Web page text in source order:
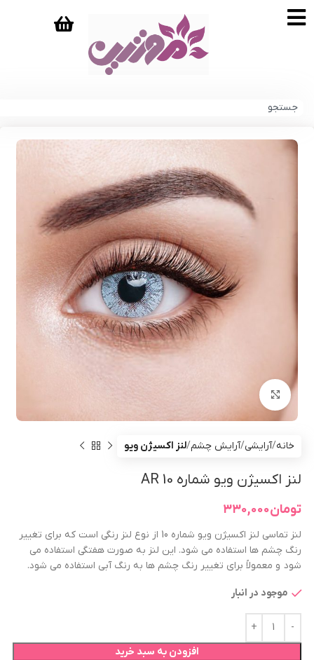
بزرگنمایی تصویر
خانه آرایشی آرایش چشم لنز اکسیژن ویو
لنز اکسیژن ویو شماره 10 AR
تومان۳۳۰,۰۰۰
لنز تماسی لنز اکسیژن ویو شماره 10 از نوع لنز رنگی است که برای تغییر
رنگ چشم ها استفاده می شود. این لنز به صورت هفتگی استفاده می
شود و معمولاً برای تغییر رنگ چشم ها به رنگ آبی استفاده می شود.
موجود در انبار
افزودن به سبد خرید